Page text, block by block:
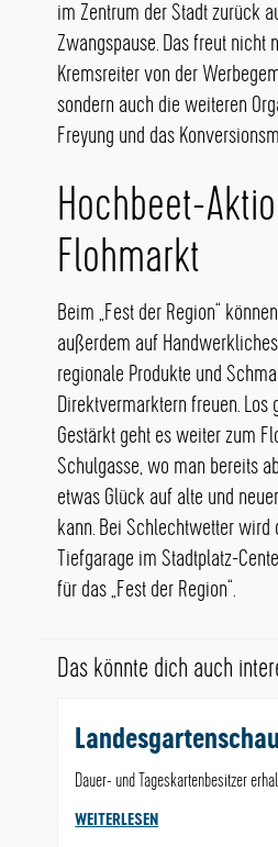
im Zentrum der Stadt zurück
Zwangspause. Das freut nicht
Kremsreiter von der
sondern auch die weiteren
Freyung und das
Hochbeet-
Flohmarkt
Beim „Fest der Region“
außerdem auf
regionale Produkte und
Direktvermarktern freuen. Los
Gestärkt geht es weiter zum
Schulgasse, wo man bereits
etwas Glück auf alte und
kann. Bei Schlechtwetter
Tiefgarage im Stadtplatz-
für das „Fest der Region“.
Das könnte dich auch
Dauer- und Tageskartenbesitzer
WEITERLESEN